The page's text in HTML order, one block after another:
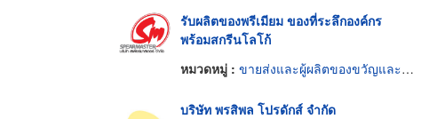
รับผลิตของพรีเมียม ของที่ระลึกองค์กร
พร้อมสกรีนโลโก้
หมวดหมู่ : ขายส่งและผู้ผลิตของขวัญและของชำร่วย
บริษัท พรสิพล โปรดักส์ จำกัด